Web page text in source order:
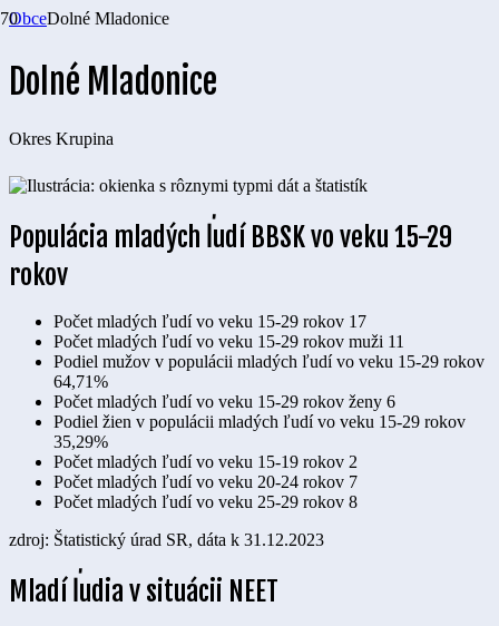
ObceDolné Mladonice
Dolné Mladonice
Okres Krupina
Populácia mladých ľudí BBSK vo veku 15-29
rokov
Počet mladých ľudí vo veku 15-29 rokov 17
Počet mladých ľudí vo veku 15-29 rokov muži 11
Podiel mužov v populácii mladých ľudí vo veku 15-29 rokov
64,71%
Počet mladých ľudí vo veku 15-29 rokov ženy 6
Podiel žien v populácii mladých ľudí vo veku 15-29 rokov
35,29%
Počet mladých ľudí vo veku 15-19 rokov 2
Počet mladých ľudí vo veku 20-24 rokov 7
Počet mladých ľudí vo veku 25-29 rokov 8
zdroj: Štatistický úrad SR, dáta k 31.12.2023
Mladí ľudia v situácii NEET